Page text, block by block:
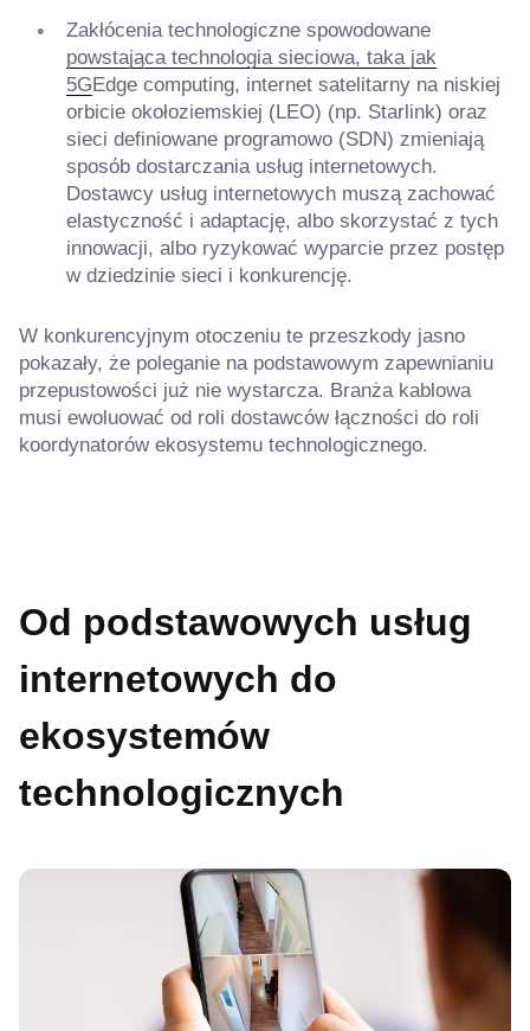
Zakłócenia technologiczne spowodowane
powstająca technologia sieciowa, taka jak
5GEdge computing, internet satelitarny na niskiej
orbicie okołoziemskiej (LEO) (np. Starlink) oraz
sieci definiowane programowo (SDN) zmieniają
sposób dostarczania usług internetowych.
Dostawcy usług internetowych muszą zachować
elastyczność i adaptację, albo skorzystać z tych
innowacji, albo ryzykować wyparcie przez postęp
w dziedzinie sieci i konkurencję.
W konkurencyjnym otoczeniu te przeszkody jasno
pokazały, że poleganie na podstawowym zapewnianiu
przepustowości już nie wystarcza. Branża kablowa
musi ewoluować od roli dostawców łączności do roli
koordynatorów ekosystemu technologicznego.
Od podstawowych usług
internetowych do
ekosystemów
technologicznych